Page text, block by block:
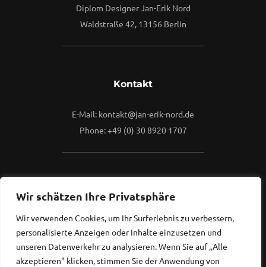
Wir schätzen Ihre Privatsphäre
Wir verwenden Cookies, um Ihr Surferlebnis zu verbessern,
personalisierte Anzeigen oder Inhalte einzusetzen und
unseren Datenverkehr zu analysieren. Wenn Sie auf „Alle
akzeptieren" klicken, stimmen Sie der Anwendung von
Diplom Designer Jan-Erik Nord
Waldstraße 42, 13156 Berlin
Kontakt
E-Mail: kontakt@jan-erik-nord.de
Phone: +49 (0) 30 8920 1707
Mehr
Kontaktieren Sie mich gerne.
Ich freue mich, von Ihnen zu hören...